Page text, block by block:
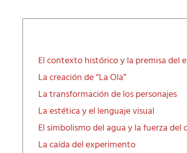
El contexto histórico y la premisa del
La creación de “La Ola”
La transformación de los personajes
La estética y el lenguaje visual
El simbolismo del agua y la fuerza del
La caída del experimento